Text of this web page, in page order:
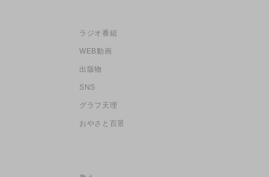
ラジオ番組
WEB動画
出版物
SNS
グラフ天理
おやさと百景